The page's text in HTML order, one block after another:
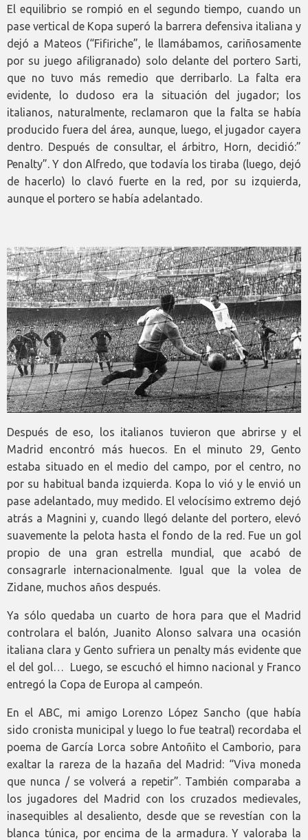
El equilibrio se rompió en el segundo tiempo, cuando un
pase vertical de Kopa superó la barrera defensiva italiana y
dejó a Mateos (“Fifiriche”, le llamábamos, cariñosamente
por su juego afiligranado) solo delante del portero Sarti,
que no tuvo más remedio que derribarlo. La falta era
evidente, lo dudoso era la situación del jugador; los
italianos, naturalmente, reclamaron que la falta se había
producido fuera del área, aunque, luego, el jugador cayera
dentro. Después de consultar, el árbitro, Horn, decidió:”
Penalty”. Y don Alfredo, que todavía los tiraba (luego, dejó
de hacerlo) lo clavó fuerte en la red, por su izquierda,
aunque el portero se había adelantado.
Después de eso, los italianos tuvieron que abrirse y el
Madrid encontró más huecos. En el minuto 29, Gento
estaba situado en el medio del campo, por el centro, no
por su habitual banda izquierda. Kopa lo vió y le envió un
pase adelantado, muy medido. El velocísimo extremo dejó
atrás a Magnini y, cuando llegó delante del portero, elevó
suavemente la pelota hasta el fondo de la red. Fue un gol
propio de una gran estrella mundial, que acabó de
consagrarle internacionalmente. Igual que la volea de
Zidane, muchos años después.
Ya sólo quedaba un cuarto de hora para que el Madrid
controlara el balón, Juanito Alonso salvara una ocasión
italiana clara y Gento sufriera un penalty más evidente que
el del gol… Luego, se escuchó el himno nacional y Franco
entregó la Copa de Europa al campeón.
En el ABC, mi amigo Lorenzo López Sancho (que había
sido cronista municipal y luego lo fue teatral) recordaba el
poema de García Lorca sobre Antoñito el Camborio, para
exaltar la rareza de la hazaña del Madrid: “Viva moneda
que nunca / se volverá a repetir”. También comparaba a
los jugadores del Madrid con los cruzados medievales,
inasequibles al desaliento, desde que se revestían con la
blanca túnica, por encima de la armadura. Y valoraba la